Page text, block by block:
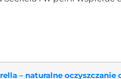
– naturalne oczyszczanie